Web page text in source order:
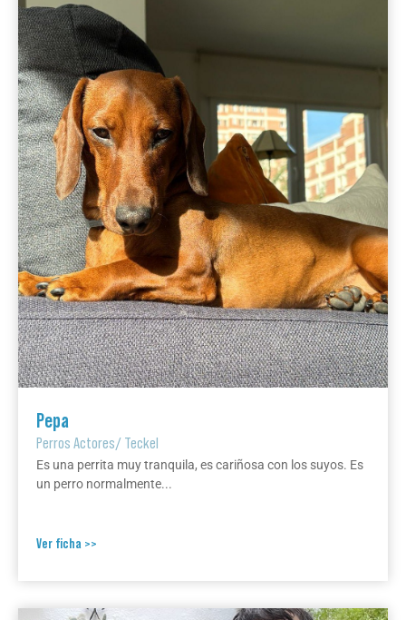
Pepa
Perros Actores/ Teckel
Es una perrita muy tranquila, es cariñosa con los suyos. Es
un perro normalmente...
Ver ficha >>